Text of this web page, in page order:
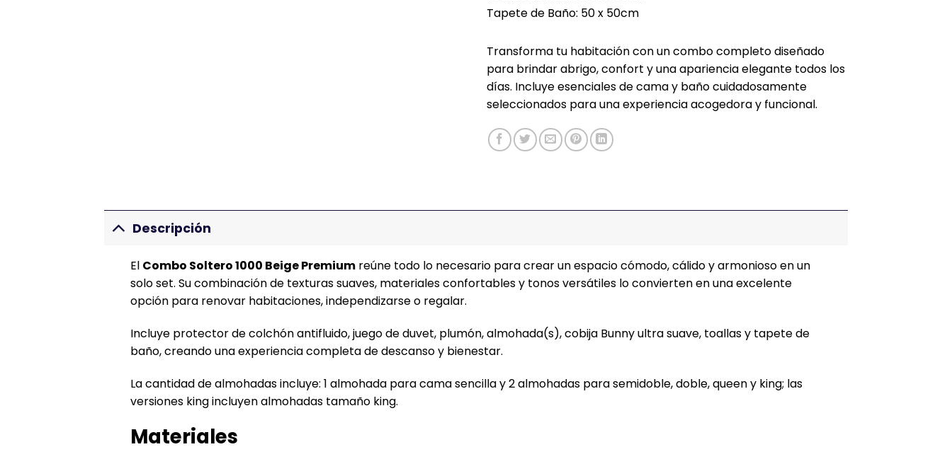
Tapete de Baño: 50 x 50cm
Transforma tu habitación con un combo completo diseñado
para brindar abrigo, confort y una apariencia elegante todos los
días. Incluye esenciales de cama y baño cuidadosamente
seleccionados para una experiencia acogedora y funcional.
Descripción
El Combo Soltero 1000 Beige Premiumreúne todo lo necesario para crear un espacio cómodo, cálido y armonioso en un
solo set. Su combinación de texturas suaves, materiales confortables y tonos versátiles lo convierten en una excelente
opción para renovar habitaciones, independizarse o regalar.
Incluye protector de colchón antifluido, juego de duvet, plumón, almohada(s), cobija Bunny ultra suave, toallas y tapete de
baño, creando una experiencia completa de descanso y bienestar.
La cantidad de almohadas incluye: 1 almohada para cama sencilla y 2 almohadas para semidoble, doble, queen y king; las
versiones king incluyen almohadas tamaño king.
Materiales